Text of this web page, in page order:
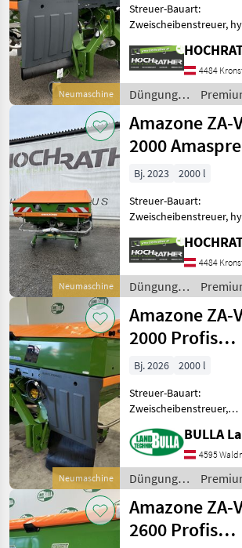
Neumaschine
Streuer-Bauart:
Zweischeibenstreuer,
Grenzstreueinrichtung,
Profis-Wiegesystem für
Super Einbauteile für ZA-
Grundgeräte
4484
Düngung
und
Beregnung
/ Amazone
Neumaschine
Amazone ZA-
2000
Bj. 2023
2000 l
Streuer-Bauart:
Zweischeibenstreuer,
Grenzstreueinrichtung,
Neumaschine Amazone
V 2000 AmaSpread 2
Ausstattung: + Wieges
4484
Düngung
und
Beregnung
/ Amazone
Neumaschine
Amazone ZA-
2000 Profis
Tronic -
Bj. 2026
2000 l
Streuer-Bauart:
Zweischeibenstreuer,
Grenzstreueinrichtung,
AMAZONE ZA-V 2000
Tronic + 2000 Liter
V-Set 1 Stre
4595
Düngung
und
Beregnung
/ Amazone
Amazone ZA-
2600 Profis